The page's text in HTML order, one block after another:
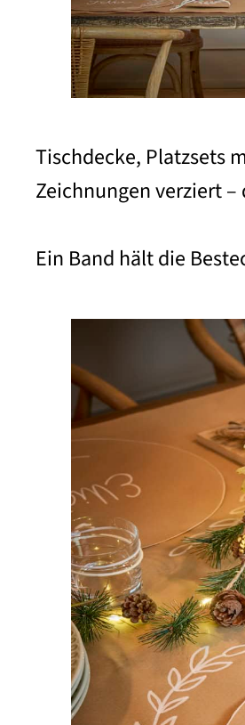
Tischdecke, Platzsets
Zeichnungen verziert
Ein Band hält die